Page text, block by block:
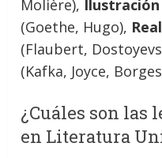
Molière),
(Goethe, Hugo),
(Flaubert,
(Kafka, Joyce,
¿Cuáles son las
en Literatura